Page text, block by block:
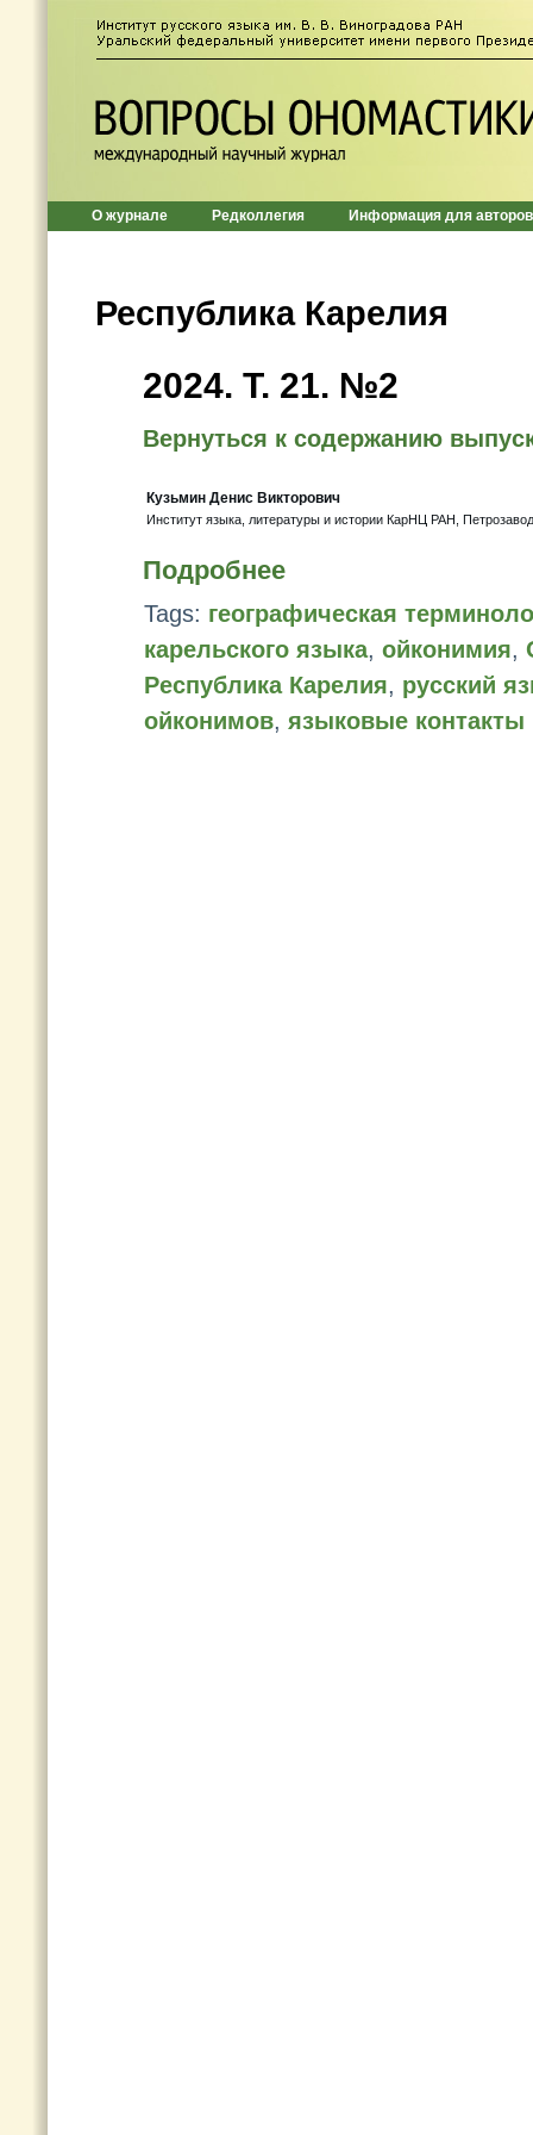
О журнале Редколлегия Информация для авторов
Республика Карелия
2024. Т. 21. №2
Вернуться к содержанию
Кузьмин Денис Викторович
Институт языка, литературы и истории КарНЦ РАН,
Подробнее
Tags: географическая
карельского языка, ойконимия,
Республика Карелия, русский
ойконимов, языковые контакты